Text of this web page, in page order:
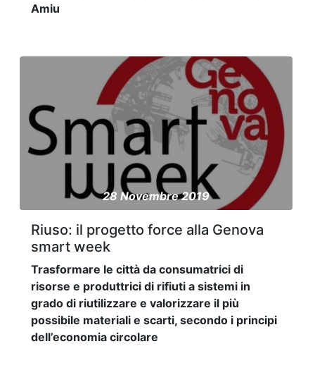
Amiu
28 Novembre 2019
Riuso: il progetto force alla Genova
smart week
Trasformare le città da consumatrici di
risorse e produttrici di rifiuti a sistemi in
grado di riutilizzare e valorizzare il più
possibile materiali e scarti, secondo i principi
dell’economia circolare